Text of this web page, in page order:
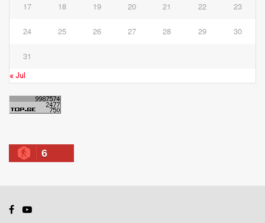
17 18 19 20 21 22 23
24 25 26 27 28 29 30
31
« Jul
6